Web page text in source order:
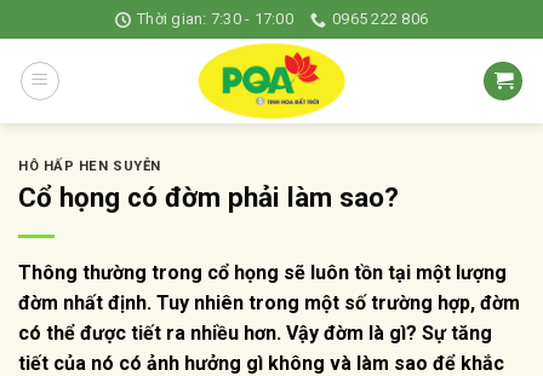
to
content
Thời gian: 7:30 - 17:00 0965 222 806
HÔ HẤP HEN SUYỄN
Cổ họng có đờm phải làm sao?
Thông thường trong cổ họng sẽ luôn tồn tại một lượng
đờm nhất định. Tuy nhiên trong một số trường hợp, đờm
có thể được tiết ra nhiều hơn. Vậy đờm là gì? Sự tăng
tiết của nó có ảnh hưởng gì không và làm sao để khắc